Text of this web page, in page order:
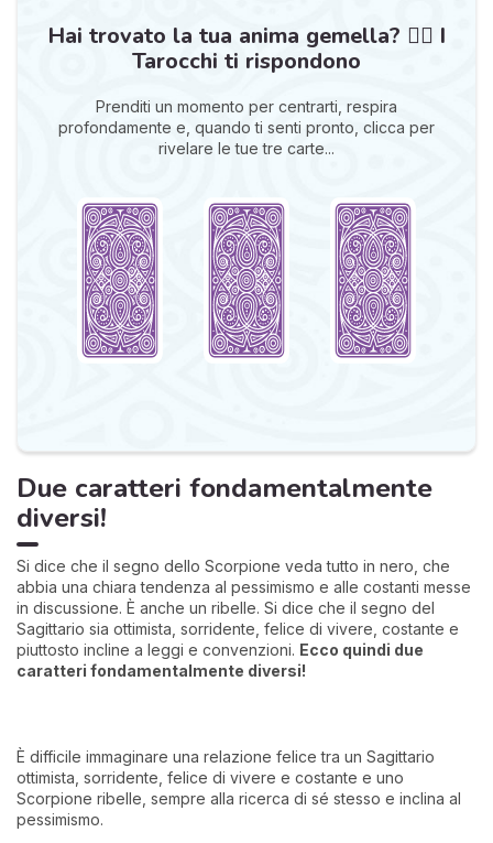
Hai trovato la tua anima gemella? ❤️‍🔥 I
Tarocchi ti rispondono
Prenditi un momento per centrarti, respira
profondamente e, quando ti senti pronto, clicca per
rivelare le tue tre carte...
Due caratteri fondamentalmente
diversi!
Si dice che il segno dello Scorpione veda tutto in nero, che
abbia una chiara tendenza al pessimismo e alle costanti messe
in discussione. È anche un ribelle. Si dice che il segno del
Sagittario sia ottimista, sorridente, felice di vivere, costante e
piuttosto incline a leggi e convenzioni. Ecco quindi due
caratteri fondamentalmente diversi!
È difficile immaginare una relazione felice tra un Sagittario
ottimista, sorridente, felice di vivere e costante e uno
Scorpione ribelle, sempre alla ricerca di sé stesso e inclina al
pessimismo.